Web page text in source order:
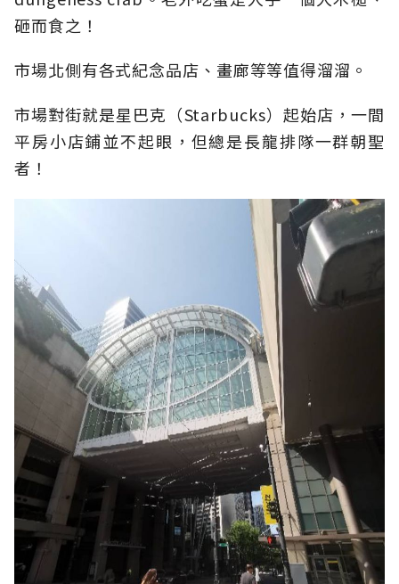
砸而食之！
市場北側有各式紀念品店、畫廊等等值得溜溜。
市場對街就是星巴克（Starbucks）起始店，一間
平房小店鋪並不起眼，但總是長龍排隊一群朝聖
者！